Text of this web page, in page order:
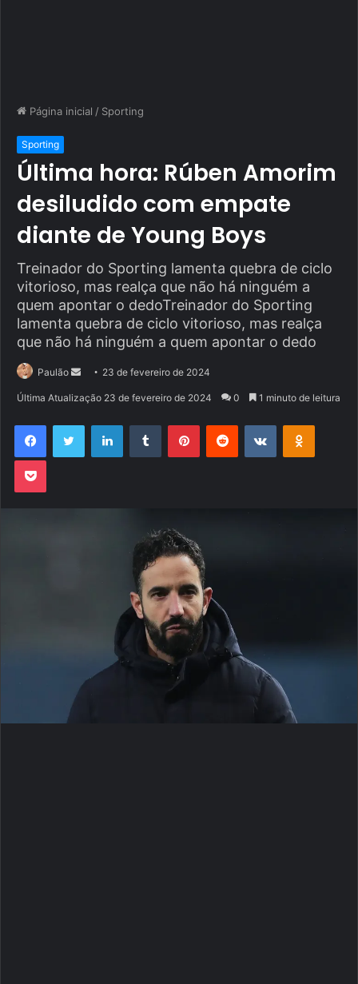
Página inicial / Sporting
Sporting
Última hora: Rúben Amorim
desiludido com empate
diante de Young Boys
Treinador do Sporting lamenta quebra de ciclo
vitorioso, mas realça que não há ninguém a
quem apontar o dedoTreinador do Sporting
lamenta quebra de ciclo vitorioso, mas realça
que não há ninguém a quem apontar o dedo
Paulão
Mande
mail
23 de fevereiro de 2024
Última Atualização 23 de fevereiro de 2024 0 1 minuto de leitura
FacebookTwitter LinkedinTumblr PinterestReddit VK OK
Pocket